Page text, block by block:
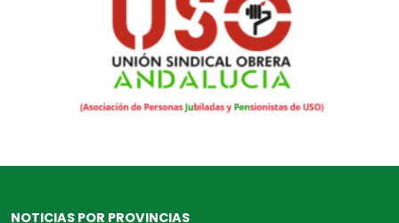
NOTICIAS POR PROVINCIAS